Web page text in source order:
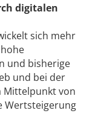
digitalen
sich mehr
und bisherige
und bei der
Mittelpunkt von
Wertsteigerung